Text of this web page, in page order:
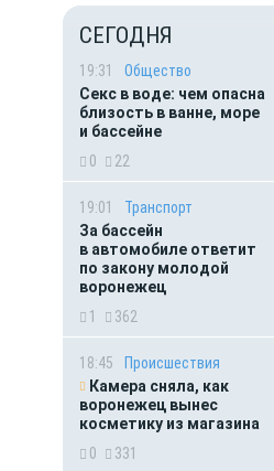
СЕГОДНЯ
19:31
Общество
Секс в воде: чем опасна
близость в ванне, море
и бассейне
0
22
19:01
Транспорт
За бассейн
в автомобиле ответит
по закону молодой
воронежец
1
362
18:45
Происшествия
Камера сняла, как
воронежец вынес
косметику из магазина
0
331